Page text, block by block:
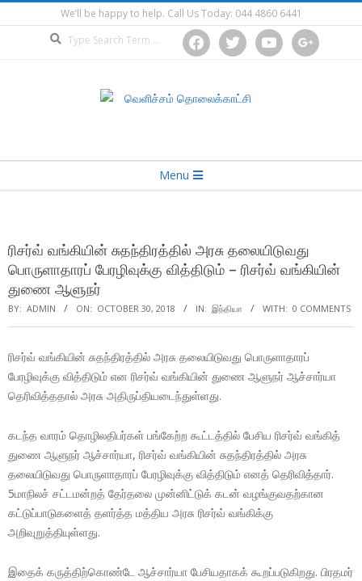
to
We’ll be happy to help. Call Us Today: 044 4860 6441
facebooktwitter youtube google
Menu
ரிசர்வ் வங்கியின் சுதந்திரத்தில் அரசு தலையிடுவது
பொருளாதாரப் பேரழிவுக்கு வித்திடும் – ரிசர்வ் வங்கியின்
துணை ஆளுநர்
BY: ADMIN ON: OCTOBER 30, 2018 IN: இந்தியா WITH: 0 COMMENTS
ரிசர்வ் வங்கியின் சுதந்திரத்தில் அரசு தலையிடுவது பொருளாதாரப்
பேரழிவுக்கு வித்திடும் என ரிசர்வ் வங்கியின் துணை ஆளுநர் ஆச்சார்யா
தெரிவித்ததால் அரசு அதிருப்தியடைந்துள்ளது.
கடந்த வாரம் தொழிலதிபர்கள் பங்கேற்ற கூட்டத்தில் பேசிய ரிசர்வ் வங்கித்
துணை ஆளுநர் ஆச்சார்யா, ரிசர்வ் வங்கியின் சுதந்திரத்தில் அரசு
தலையிடுவது பொருளாதாரப் பேரழிவுக்கு வித்திடும் எனத் தெரிவித்தார்.
5மாநிலச் சட்டமன்றத் தேர்தலை முன்னிட்டுக் கடன் வழங்குவதற்கான
கட்டுப்பாடுகளைத் தளர்த்த மத்திய அரசு ரிசர்வ் வங்கிக்கு
அறிவுறுத்தியுள்ளது.
இதைக் கருத்திற்கொண்டே ஆச்சார்யா பேசியதாகக் கூறப்படுகிறது. பிரதமர்